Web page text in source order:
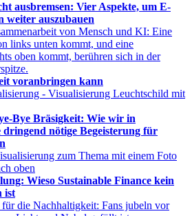
ausbremsen: Vier Aspekte, um E-
weiter auszubauen
voranbringen kann
Bye Bräsigkeit: Wie wir in
nötige Begeisterung für
Wieso Sustainable Finance kein
ist